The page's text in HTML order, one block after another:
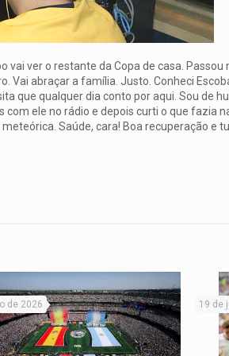
vai ver o restante da Copa de casa.
Vai abraçar a família. Justo. Conheci
que qualquer dia conto por aqui. Sou de
ele no rádio e depois curti o que fazia
Saúde, cara! Boa recuperação e
de 2026 19 de